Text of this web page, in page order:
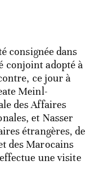
consignée dans
conjoint adopté à
ce jour à
Meinl-
des Affaires
et Nasser
étrangères, de
des Marocains
une visite